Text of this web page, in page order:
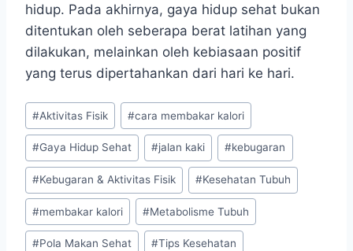
hidup. Pada akhirnya, gaya hidup sehat bukan
ditentukan oleh seberapa berat latihan yang
dilakukan, melainkan oleh kebiasaan positif
yang terus dipertahankan dari hari ke hari.
Post
Tags:
#Aktivitas Fisik #cara membakar kalori
#Gaya Hidup Sehat #jalan kaki #kebugaran
#Kebugaran & Aktivitas Fisik #Kesehatan Tubuh
#membakar kalori #Metabolisme Tubuh
#Pola Makan Sehat #Tips Kesehatan